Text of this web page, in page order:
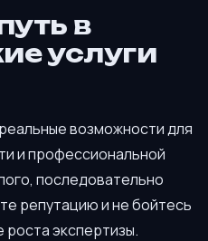
в
услуги
возможности для
и профессиональной
последовательно
репутацию и не бойтесь
экспертизы.